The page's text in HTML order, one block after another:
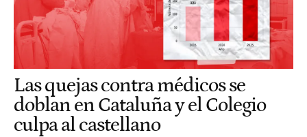
Las quejas contra médicos se
doblan en Cataluña y el Colegio
culpa al castellano